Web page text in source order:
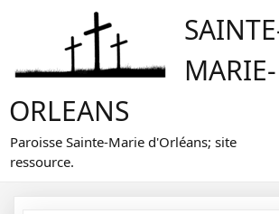
MARIE-
ORLEANS
Paroisse Sainte-Marie d'Orléans; site
ressource.